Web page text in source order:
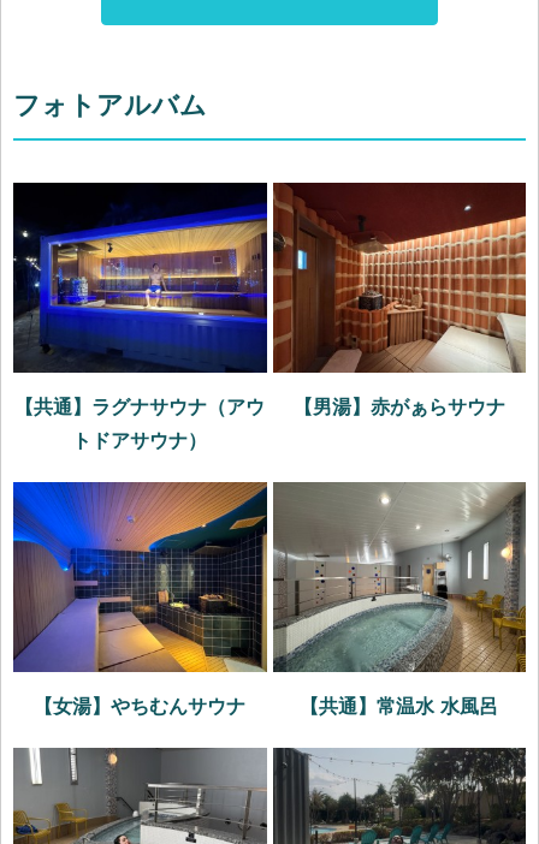
フォトアルバム
【共通】ラグナサウナ（アウ
トドアサウナ）
【男湯】赤がぁらサウナ
【女湯】やちむんサウナ 【共通】常温水 水風呂